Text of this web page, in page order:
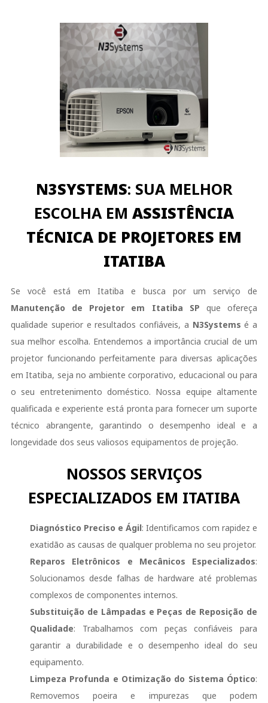
N3SYSTEMS: SUA MELHOR
ESCOLHA EM ASSISTÊNCIA
TÉCNICA DE PROJETORES EM
ITATIBA
Se você está em Itatiba e busca por um serviço de
Manutenção de Projetor em Itatiba SP que ofereça
qualidade superior e resultados confiáveis, a N3Systems é a
sua melhor escolha. Entendemos a importância crucial de um
projetor funcionando perfeitamente para diversas aplicações
em Itatiba, seja no ambiente corporativo, educacional ou para
o seu entretenimento doméstico. Nossa equipe altamente
qualificada e experiente está pronta para fornecer um suporte
técnico abrangente, garantindo o desempenho ideal e a
longevidade dos seus valiosos equipamentos de projeção.
NOSSOS SERVIÇOS
ESPECIALIZADOS EM ITATIBA
Diagnóstico Preciso e Ágil: Identificamos com rapidez e
exatidão as causas de qualquer problema no seu projetor.
Reparos Eletrônicos e Mecânicos Especializados:
Solucionamos desde falhas de hardware até problemas
complexos de componentes internos.
Substituição de Lâmpadas e Peças de Reposição de
Qualidade: Trabalhamos com peças confiáveis para
garantir a durabilidade e o desempenho ideal do seu
equipamento.
Limpeza Profunda e Otimização do Sistema Óptico:
Removemos poeira e impurezas que podem